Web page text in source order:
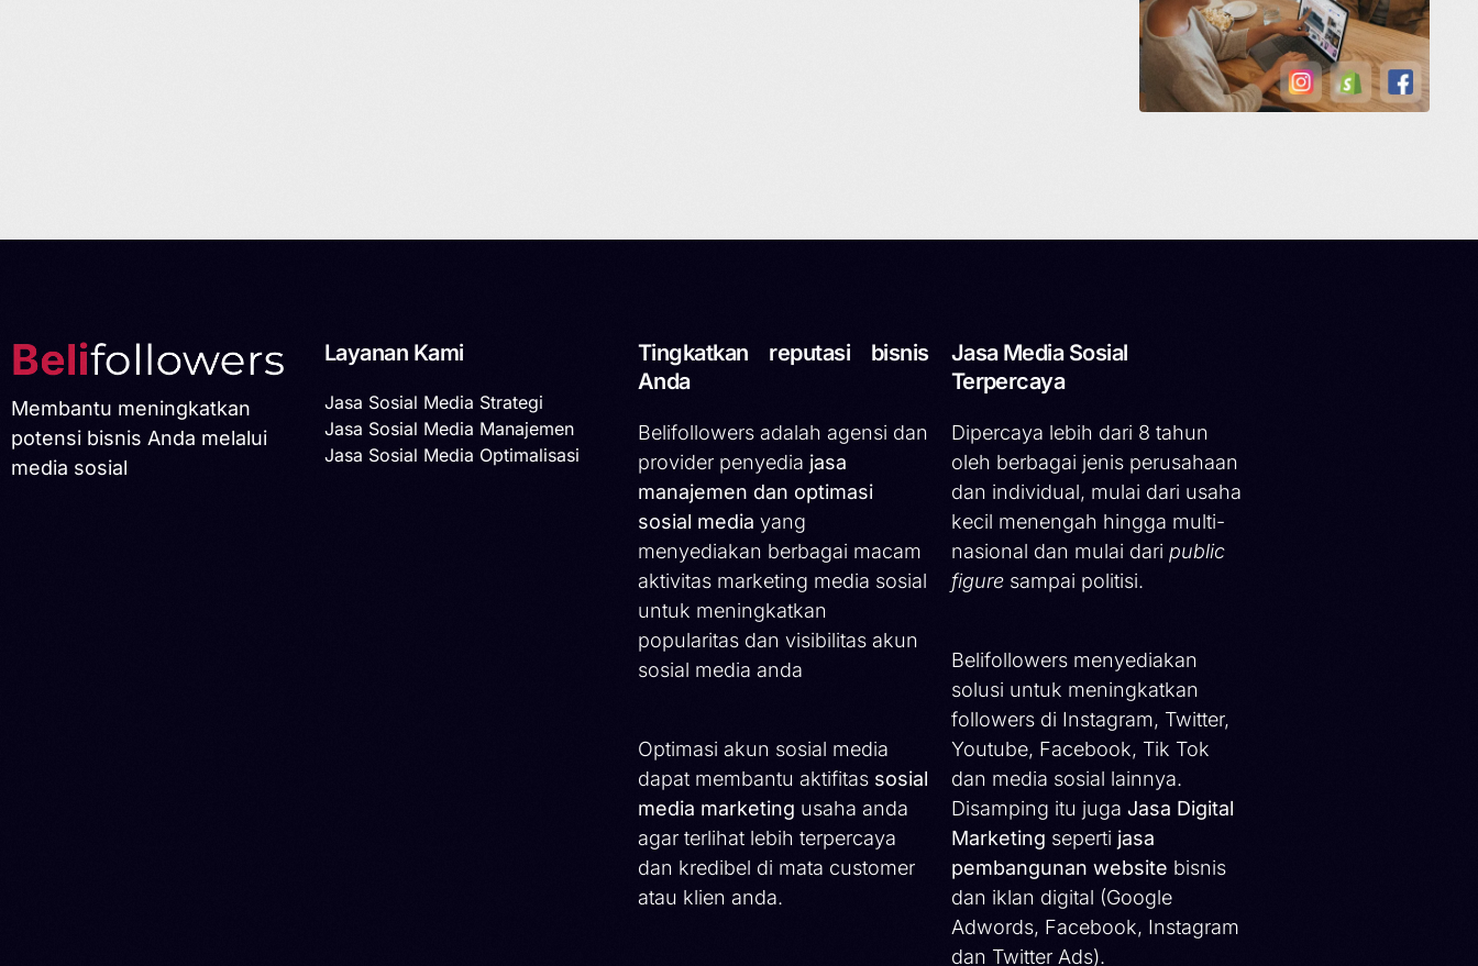
Membantu meningkatkan
potensi bisnis Anda melalui
media sosial
Layanan Kami
Jasa Sosial Media Strategi
Jasa Sosial Media Manajemen
Jasa Sosial Media Optimalisasi
Tingkatkan reputasi bisnis
Anda
Belifollowers adalah agensi dan
provider penyedia jasa
manajemen dan optimasi
sosial media yang
menyediakan berbagai macam
aktivitas marketing media sosial
untuk meningkatkan
popularitas dan visibilitas akun
sosial media anda
Optimasi akun sosial media
dapat membantu aktifitas sosial
media marketing usaha anda
agar terlihat lebih terpercaya
dan kredibel di mata customer
atau klien anda.
Jasa Media Sosial
Terpercaya
Dipercaya lebih dari 8 tahun
oleh berbagai jenis perusahaan
dan individual, mulai dari usaha
kecil menengah hingga multi-
nasional dan mulai dari public
figuresampai politisi.
Belifollowers menyediakan
solusi untuk meningkatkan
followers di Instagram, Twitter,
Youtube, Facebook, Tik Tok
dan media sosial lainnya.
Disamping itu juga Jasa Digital
Marketing seperti jasa
pembangunan website bisnis
dan iklan digital (Google
Adwords, Facebook, Instagram
dan Twitter Ads).